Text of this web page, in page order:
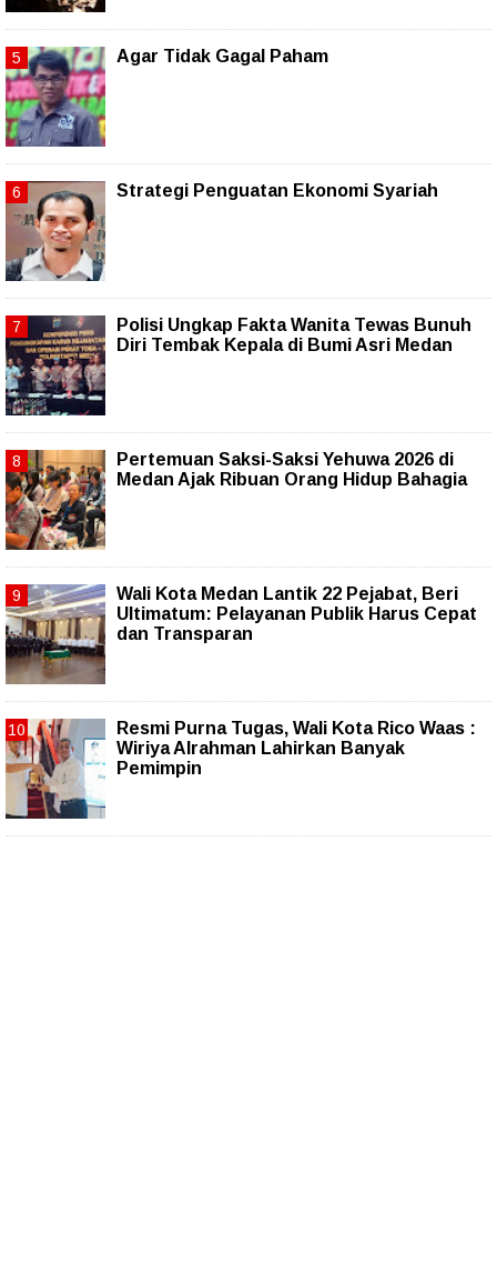
Agar Tidak Gagal Paham
Strategi Penguatan Ekonomi Syariah
Polisi Ungkap Fakta Wanita Tewas Bunuh
Diri Tembak Kepala di Bumi Asri Medan
Pertemuan Saksi-Saksi Yehuwa 2026 di
Medan Ajak Ribuan Orang Hidup Bahagia
Wali Kota Medan Lantik 22 Pejabat, Beri
Ultimatum: Pelayanan Publik Harus Cepat
dan Transparan
Resmi Purna Tugas, Wali Kota Rico Waas :
Wiriya Alrahman Lahirkan Banyak
Pemimpin